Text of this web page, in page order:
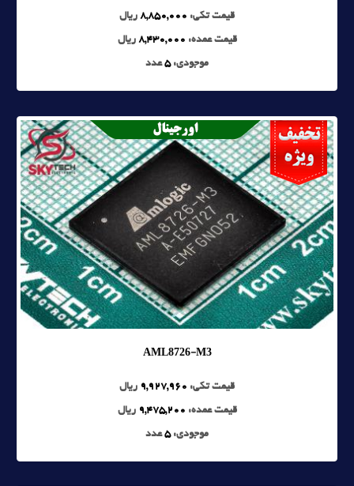
قیمت تکی: 8,850,000 ریال
قیمت عمده: 8,430,000 ریال
موجودی:5عدد
AML8726-M3
قیمت تکی: 9,927,960 ریال
قیمت عمده: 9,475,200 ریال
موجودی:5عدد